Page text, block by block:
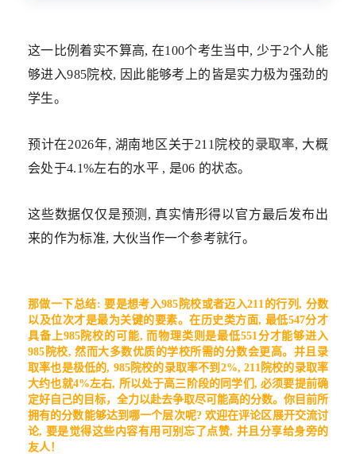
这一比例着实不算高, 在100个考生当中, 少于2个人能
够进入985院校, 因此能够考上的皆是实力极为强劲的
学生。
预计在2026年, 湖南地区关于211院校的录取率, 大概
会处于4.1%左右的水平 , 是06 的状态。
这些数据仅仅是预测, 真实情形得以官方最后发布出
来的作为标准, 大伙当作一个参考就行。
那做一下总结: 要是想考入985院校或者迈入211的行列, 分数
以及位次才是最为关键的要素。在历史类方面, 最低547分才
具备上985院校的可能, 而物理类则是最低551分才能够进入
985院校, 然而大多数优质的学校所需的分数会更高。并且录
取率也是极低的, 985院校的录取率不到2%, 211院校的录取率
大约也就4%左右, 所以处于高三阶段的同学们, 必须要提前确
定好自己的目标，全力以赴去争取尽可能高的分数。你目前所
拥有的分数能够达到哪一个层次呢? 欢迎在评论区展开交流讨
论, 要是觉得这些内容有用可别忘了点赞, 并且分享给身旁的
友人！